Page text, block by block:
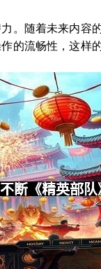
。随着未来内
的流畅性，这样